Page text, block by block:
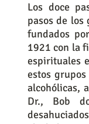
Los doce
pasos de los
fundados
1921 con la
espirituales
estos
alcohólicas,
Dr., Bob